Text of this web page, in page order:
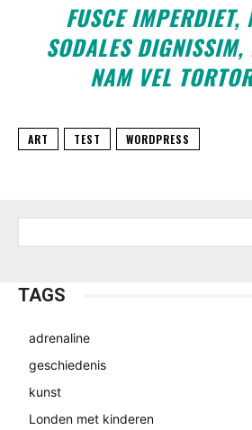
FUSCE IMPERDIET,
SODALES
NAM VEL
ART TEST WORDPRESS
TAGS
adrenaline
geschiedenis
kunst
Londen met kinderen